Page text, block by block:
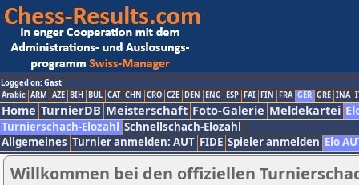
Logged on: Gast
Arabic ARM AZE BIH BUL CAT CHN CRO CZE DEN ENG ESP FAI FIN FRA GER GRE INA
Home TurnierDB Meisterschaft Foto-Galerie Meldekartei
Turnierschach-Elozahl Schnellschach-Elozahl
Allgemeines Turnier anmelden: AUT FIDE Spieler anmelden Elo
Willkommen bei den offiziellen